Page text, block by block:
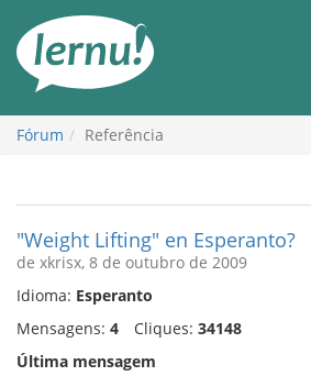
conteúdo
Fórum Referência
"Weight Lifting" en Esperanto?
de xkrisx, 8 de outubro de 2009
Idioma: Esperanto
Mensagens: 4 Cliques: 34148
Última mensagem